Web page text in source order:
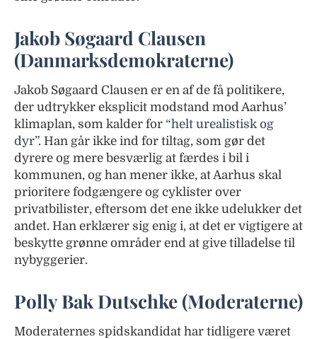
Jakob Søgaard Clausen
(Danmarksdemokraterne)
Jakob Søgaard Clausen er en af de få politikere,
der udtrykker eksplicit modstand mod Aarhus’
klimaplan, som kalder for “helt urealistisk og
dyr”. Han går ikke ind for tiltag, som gør det
dyrere og mere besværlig at færdes i bil i
kommunen, og han mener ikke, at Aarhus skal
prioritere fodgængere og cyklister over
privatbilister, eftersom det ene ikke udelukker det
andet. Han erklærer sig enig i, at det er vigtigere at
beskytte grønne områder end at give tilladelse til
nybyggerier.
Polly Bak Dutschke (Moderaterne)
Moderaternes spidskandidat har tidligere været